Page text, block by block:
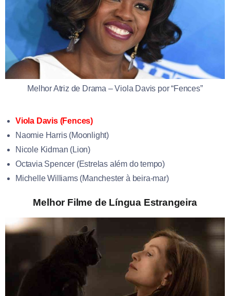
Melhor Atriz de Drama – Viola Davis por “Fences”
Viola Davis (Fences)
Naomie Harris (Moonlight)
Nicole Kidman (Lion)
Octavia Spencer (Estrelas além do tempo)
Michelle Williams (Manchester à beira-mar)
Melhor Filme de Língua Estrangeira